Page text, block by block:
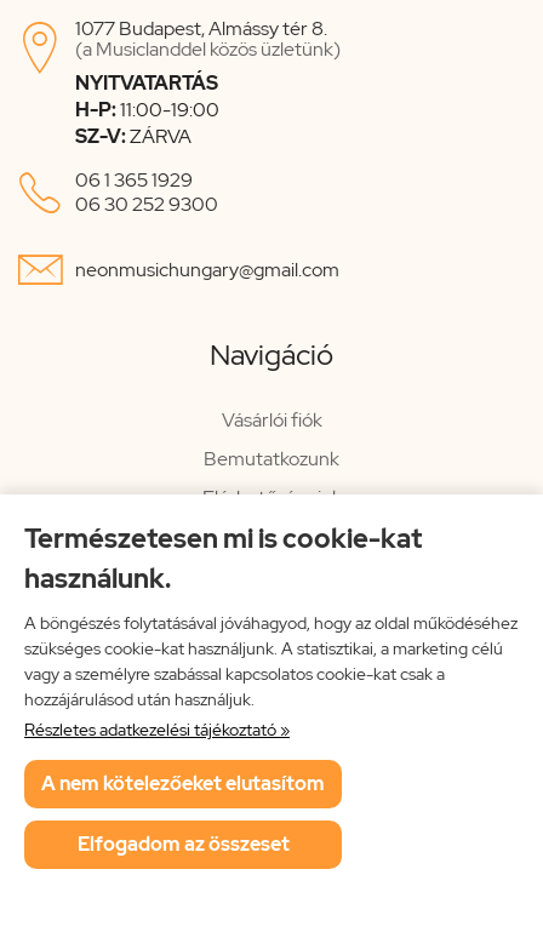
Természetesen mi is cookie-kat
használunk.
A böngészés folytatásával jóváhagyod, hogy az oldal működéséhez
szükséges cookie-kat használjunk. A statisztikai, a marketing célú
vagy a személyre szabással kapcsolatos cookie-kat csak a
hozzájárulásod után használjuk.
Részletes adatkezelési tájékoztató »
A nem kötelezőeket elutasítom
Elfogadom az összeset

1077 Budapest, Almássy tér 8.
(a Musiclanddel közös üzletünk)
NYITVATARTÁS
H-P:11:00-19:00
SZ-V:ZÁRVA
 06 1 365 1929
06 30 252 9300
 neonmusichungary@gmail.com
Navigáció
Vásárlói fiók
Bemutatkozunk
Elérhetőségeink
Hírlevél
Impresszum
Vissza a főoldalra
Neon Music Hungary Bt.
ÁSZF
Adatkezelési tájékoztató